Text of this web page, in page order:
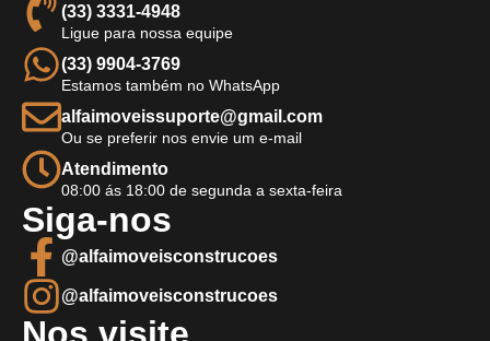
(33) 3331-4948
Ligue para nossa equipe
(33) 9904-3769
Estamos também no WhatsApp
alfaimoveissuporte@gmail.com
Ou se preferir nos envie um e-mail
Atendimento
08:00 ás 18:00 de segunda a sexta-feira
Siga-nos
@alfaimoveisconstrucoes
@alfaimoveisconstrucoes